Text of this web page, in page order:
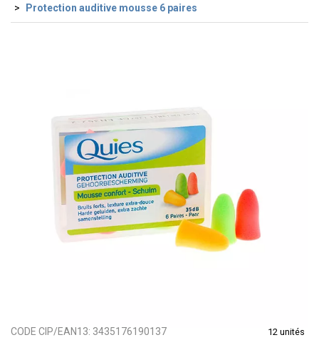
Protection auditive mousse 6 paires
CODE CIP/EAN13: 3435176190137 12 unités